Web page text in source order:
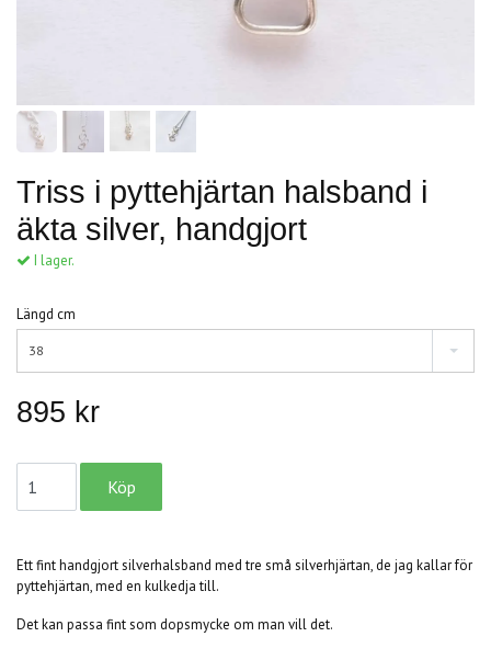
Triss i pyttehjärtan halsband i
äkta silver, handgjort
I lager.
Längd cm
38
895 kr
Ett fint handgjort silverhalsband med tre små silverhjärtan, de jag kallar för
pyttehjärtan, med en kulkedja till.
Det kan passa fint som dopsmycke om man vill det.